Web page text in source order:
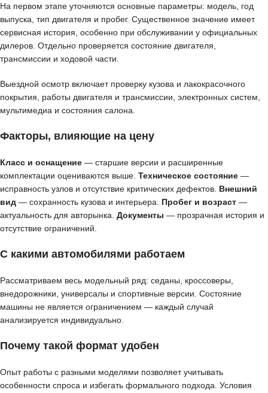
На первом этапе уточняются основные параметры: модель, год
выпуска, тип двигателя и пробег. Существенное значение имеет
сервисная история, особенно при обслуживании у официальных
дилеров. Отдельно проверяется состояние двигателя,
трансмиссии и ходовой части.
Выездной осмотр включает проверку кузова и лакокрасочного
покрытия, работы двигателя и трансмиссии, электронных систем,
мультимедиа и состояния салона.
Факторы, влияющие на цену
Класс и оснащение — старшие версии и расширенные
комплектации оцениваются выше. Техническое состояние —
исправность узлов и отсутствие критических дефектов. Внешний
вид — сохранность кузова и интерьера. Пробег и возраст —
актуальность для авторынка. Документы — прозрачная история и
отсутствие ограничений.
С какими автомобилями работаем
Рассматриваем весь модельный ряд: седаны, кроссоверы,
внедорожники, универсалы и спортивные версии. Состояние
машины не является ограничением — каждый случай
анализируется индивидуально.
Почему такой формат удобен
Опыт работы с разными моделями позволяет учитывать
особенности спроса и избегать формального подхода. Условия